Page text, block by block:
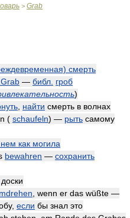
> Grab
смерть
— библ. гроб
)
найти смерть в волнах
( schaufeln) — рыть самому
как могила
bewahren — сохранить
доски
, wenn er das wüßte —
если бы знал это